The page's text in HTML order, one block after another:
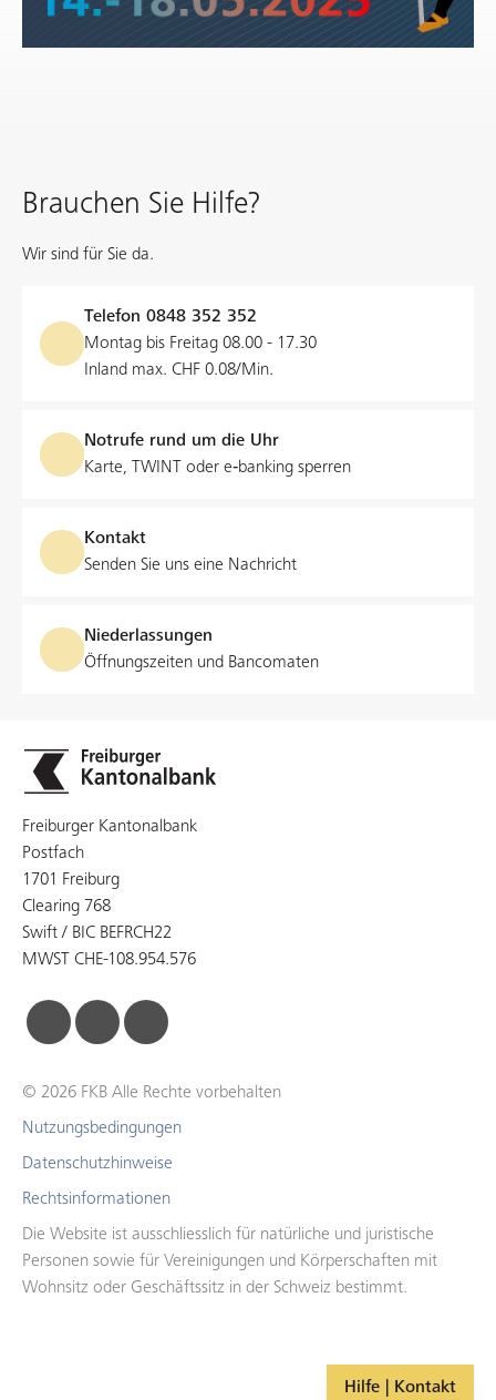
Brauchen Sie Hilfe?
Wir sind für Sie da.
Telefon 0848 352 352
Montag bis Freitag 08.00 - 17.30
Inland max. CHF 0.08/Min.
Notrufe rund um die Uhr
Karte, TWINT oder e‑banking sperren
Kontakt
Senden Sie uns eine Nachricht
Niederlassungen
Öffnungszeiten und Bancomaten
Freiburger Kantonalbank
Postfach
1701 Freiburg
Clearing 768
Swift / BIC BEFRCH22
MWST CHE-108.954.576
© 2026 FKB Alle Rechte vorbehalten
Nutzungsbedingungen
Datenschutzhinweise
Rechtsinformationen
Die Website ist ausschliesslich für natürliche und juristische
Personen sowie für Vereinigungen und Körperschaften mit
Wohnsitz oder Geschäftssitz in der Schweiz bestimmt.
Hilfe | Kontakt